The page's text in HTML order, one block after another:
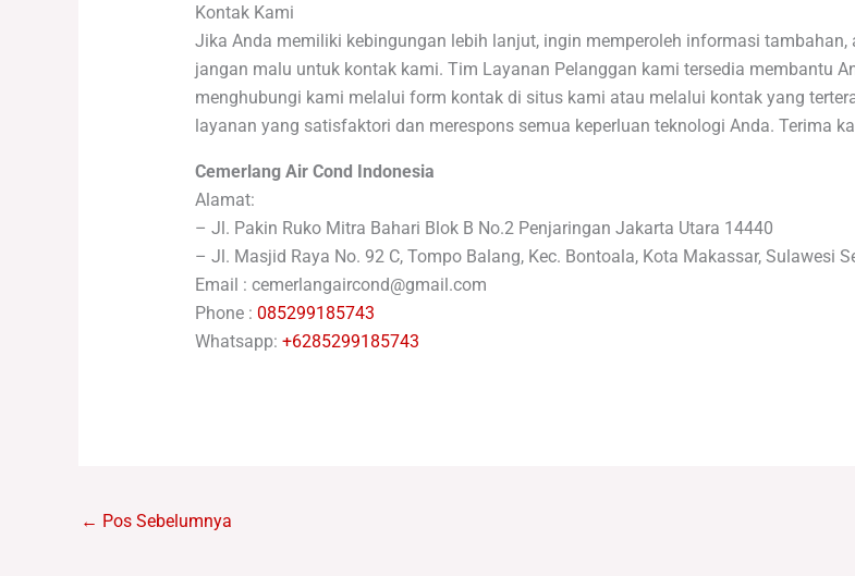
Kontak Kami
Jika Anda memiliki kebingungan lebih lanjut, ingin memperoleh informasi
jangan malu untuk kontak kami. Tim Layanan Pelanggan kami tersedia membantu
menghubungi kami melalui form kontak di situs kami atau melalui kontak yang
layanan yang satisfaktori dan merespons semua keperluan teknologi Anda. Terima
Cemerlang Air Cond Indonesia
Alamat:
– Jl. Pakin Ruko Mitra Bahari Blok B No.2 Penjaringan Jakarta Utara 14440
– Jl. Masjid Raya No. 92 C, Tompo Balang, Kec. Bontoala, Kota Makassar, Sulawesi
Email : cemerlangaircond@gmail.com
Phone : 085299185743
Whatsapp: +6285299185743
← Pos Sebelumnya